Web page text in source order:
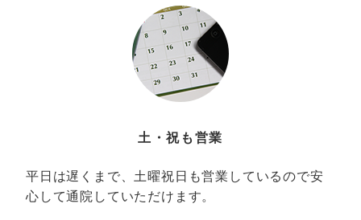
土・祝も営業
平日は遅くまで、土曜祝日も営業しているので安
心して通院していただけます。